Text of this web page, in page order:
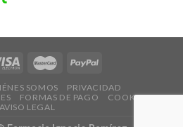
SOMOS
PRIVACIDAD
FORMAS DE PAGO
COOKIES
AVISO LEGAL